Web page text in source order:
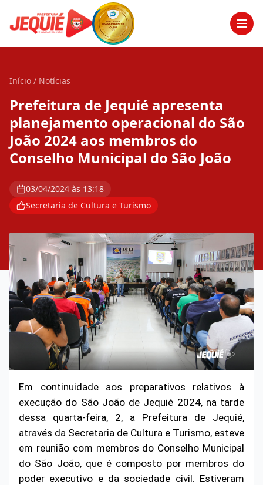
Início / Notícias
Prefeitura de Jequié apresenta
planejamento operacional do São
João 2024 aos membros do
Conselho Municipal do São João
03/04/2024 às 13:18
Secretaria de Cultura e Turismo
Em continuidade aos preparativos relativos à
execução do São João de Jequié 2024, na tarde
dessa quarta-feira, 2, a Prefeitura de Jequié,
através da Secretaria de Cultura e Turismo, esteve
em reunião com membros do Conselho Municipal
do São João, que é composto por membros do
poder executivo e da sociedade civil. Estiveram